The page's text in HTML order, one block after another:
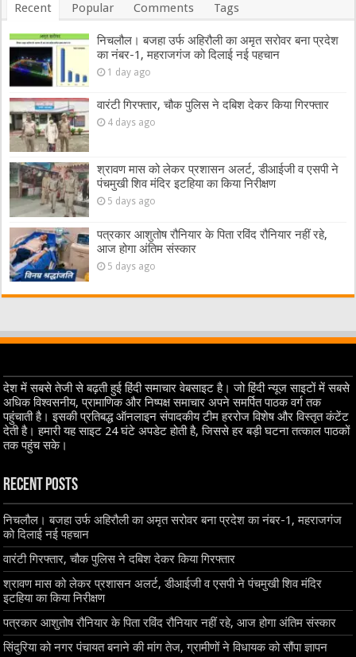
Recent Popular Comments Tags
निचलौल। बजहा उर्फ अहिरौली का अमृत सरोवर बना प्रदेश
का नंबर-1, महराजगंज को दिलाई नई पहचान
1 day ago
वारंटी गिरफ्तार, चौक पुलिस ने दबिश देकर किया गिरफ्तार
4 days ago
श्रावण मास को लेकर प्रशासन अलर्ट, डीआईजी व एसपी ने
पंचमुखी शिव मंदिर इटहिया का किया निरीक्षण
5 days ago
पत्रकार आशुतोष रौनियार के पिता रविंद रौनियार नहीं रहे,
आज होगा अंतिम संस्कार
5 days ago
देश में सबसे तेजी से बढ़ती हुई हिंदी समाचार वेबसाइट है। जो हिंदी न्यूज साइटों में सबसे
अधिक विश्वसनीय, प्रामाणिक और निष्पक्ष समाचार अपने समर्पित पाठक वर्ग तक
पहुंचाती है। इसकी प्रतिबद्ध ऑनलाइन संपादकीय टीम हररोज विशेष और विस्तृत कंटेंट
देती है। हमारी यह साइट 24 घंटे अपडेट होती है, जिससे हर बड़ी घटना तत्काल पाठकों
तक पहुंच सके।
Recent Posts
निचलौल। बजहा उर्फ अहिरौली का अमृत सरोवर बना प्रदेश का नंबर-1, महराजगंज
को दिलाई नई पहचान
वारंटी गिरफ्तार, चौक पुलिस ने दबिश देकर किया गिरफ्तार
श्रावण मास को लेकर प्रशासन अलर्ट, डीआईजी व एसपी ने पंचमुखी शिव मंदिर
इटहिया का किया निरीक्षण
पत्रकार आशुतोष रौनियार के पिता रविंद रौनियार नहीं रहे, आज होगा अंतिम संस्कार
सिंदुरिया को नगर पंचायत बनाने की मांग तेज, ग्रामीणों ने विधायक को सौंपा ज्ञापन